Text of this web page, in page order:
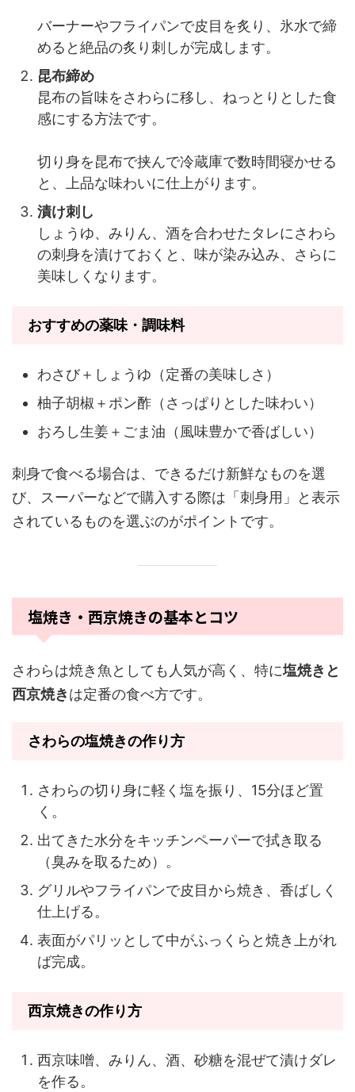
バーナーやフライパンで皮目を炙り、氷水で締
めると絶品の炙り刺しが完成します。
昆布締め
昆布の旨味をさわらに移し、ねっとりとした食
感にする方法です。
切り身を昆布で挟んで冷蔵庫で数時間寝かせる
と、上品な味わいに仕上がります。
漬け刺し
しょうゆ、みりん、酒を合わせたタレにさわら
の刺身を漬けておくと、味が染み込み、さらに
美味しくなります。
おすすめの薬味・調味料
わさび＋しょうゆ（定番の美味しさ）
柚子胡椒＋ポン酢（さっぱりとした味わい）
おろし生姜＋ごま油（風味豊かで香ばしい）
刺身で食べる場合は、できるだけ新鮮なものを選
び、スーパーなどで購入する際は「刺身用」と表示
されているものを選ぶのがポイントです。
塩焼き・西京焼きの基本とコツ
さわらは焼き魚としても人気が高く、特に塩焼きと
西京焼きは定番の食べ方です。
さわらの塩焼きの作り方
さわらの切り身に軽く塩を振り、15分ほど置
く。
出てきた水分をキッチンペーパーで拭き取る
（臭みを取るため）。
グリルやフライパンで皮目から焼き、香ばしく
仕上げる。
表面がパリッとして中がふっくらと焼き上がれ
ば完成。
西京焼きの作り方
西京味噌、みりん、酒、砂糖を混ぜて漬けダレ
を作る。